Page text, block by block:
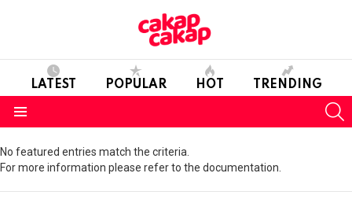
LATEST POPULAR HOT TRENDING
No featured entries match the criteria.
For more information please refer to the documentation.